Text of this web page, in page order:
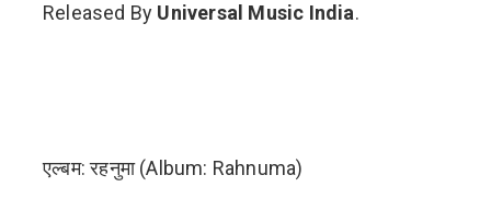
Released By Universal Music India.
एल्बम: रहनुमा (Album: Rahnuma)